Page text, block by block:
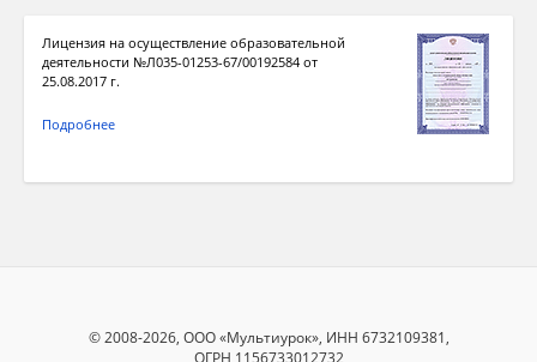
Лицензия на осуществление образовательной
деятельности №Л035-01253-67/00192584 от
25.08.2017 г.
Подробнее
© 2008-2026, ООО «Мультиурок», ИНН 6732109381,
ОГРН 1156733012732